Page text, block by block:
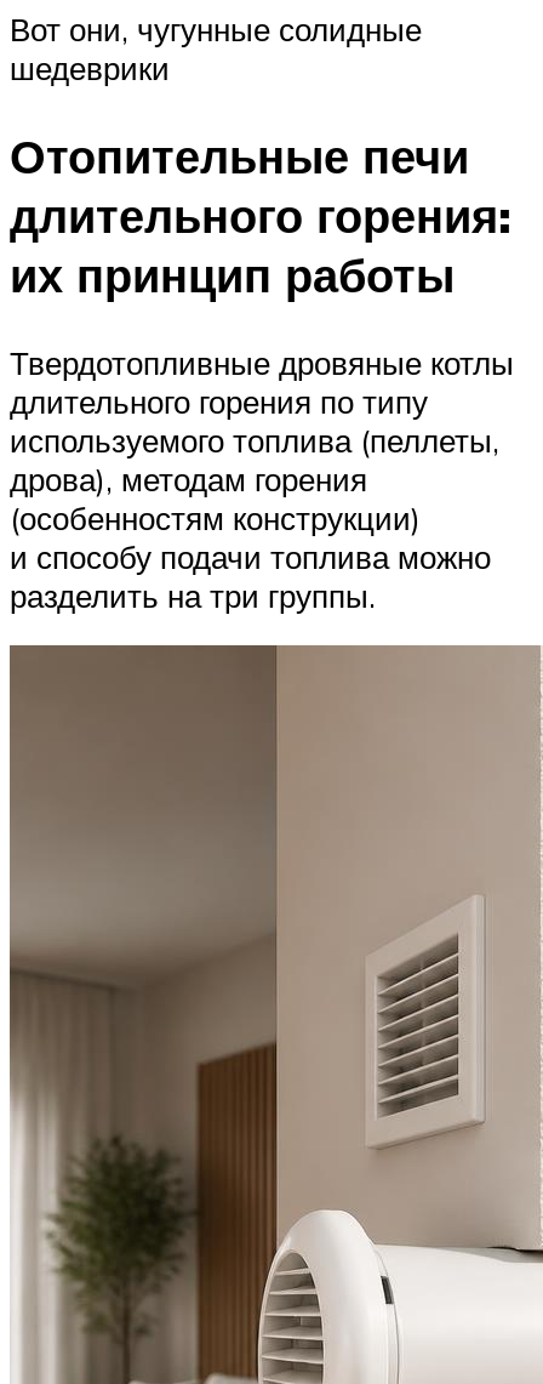
Вот они, чугунные солидные
шедеврики
Отопительные печи
длительного горения:
их принцип работы
Твердотопливные дровяные котлы
длительного горения по типу
используемого топлива (пеллеты,
дрова), методам горения
(особенностям конструкции)
и способу подачи топлива можно
разделить на три группы.